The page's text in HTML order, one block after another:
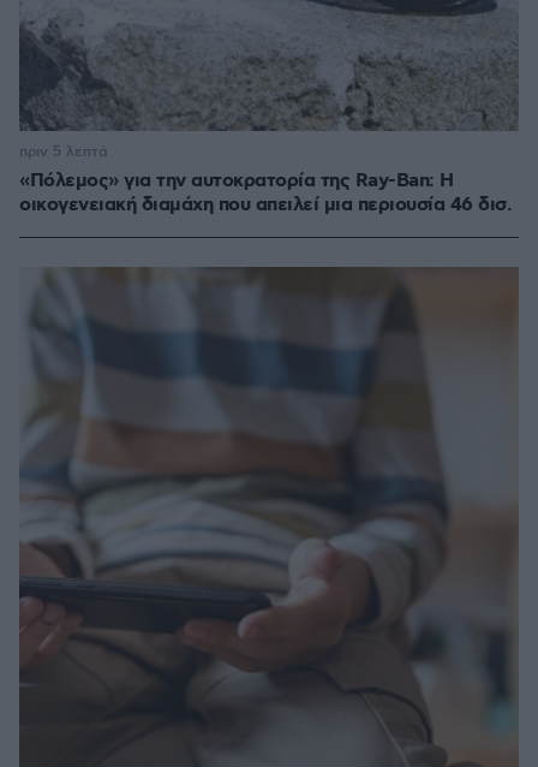
«Πόλεμος» για την αυτοκρατορία της Ray-Ban: Η
οικογενειακή διαμάχη που απειλεί μια περιουσία 46 δισ.
πριν 5 λεπτά